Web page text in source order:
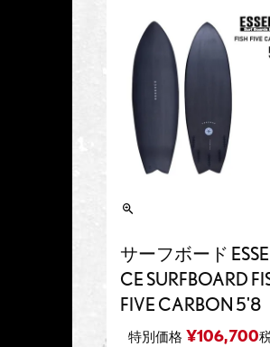
サーフボード
CE SURFBOARD
FIVE CARBON 5'8
特別価格 ¥106,700